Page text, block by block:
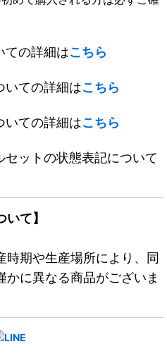
ての詳細はこちら
ての詳細はこちら
ての詳細はこちら
ットの状態表記について
て】
期や生産場所により、同
に異なる商品がございま